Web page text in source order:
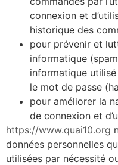
connexion et
historique des
pour prévenir et
informatique
informatique utilisé
le mot de passe
pour améliorer la
de connexion et
https://www.quai10.org
données personnelles
utilisées par nécessité